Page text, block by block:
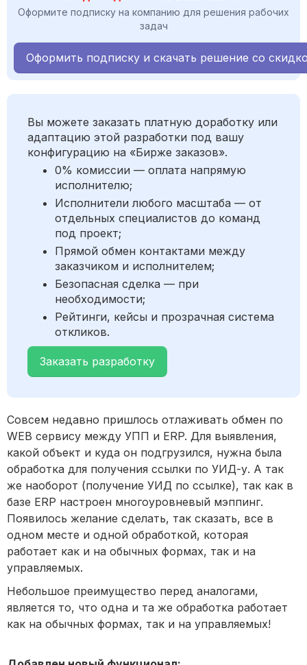
Оформите подписку на компанию для решения рабочих
задач
Оформить подписку и скачать решение со
Вы можете заказать платную доработку или
адаптацию этой разработки под вашу
конфигурацию на «Бирже заказов».
0% комиссии — оплата напрямую
исполнителю;
Исполнители любого масштаба — от
отдельных специалистов до команд
под проект;
Прямой обмен контактами между
заказчиком и исполнителем;
Безопасная сделка — при
необходимости;
Рейтинги, кейсы и прозрачная система
откликов.
Заказать разработку
Совсем недавно пришлось отлаживать обмен по
WEB сервису между УПП и ERP. Для выявления,
какой объект и куда он подгрузился, нужна была
обработка для получения ссылки по УИД-у. А так
же наоборот (получение УИД по ссылке), так как в
базе ERP настроен многоуровневый мэппинг.
Появилось желание сделать, так сказать, все в
одном месте и одной обработкой, которая
работает как и на обычных формах, так и на
управляемых.
Небольшое преимущество перед аналогами,
является то, что одна и та же обработка работает
как на обычных формах, так и на управляемых!